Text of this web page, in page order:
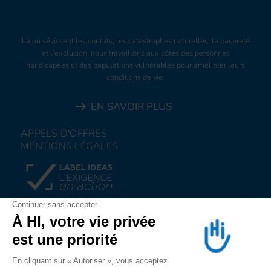
Là où sévissent les conflits, les catastrophes naturelles, la pauvreté
et l’exclusion, nous travaillons aux côtés des personnes
handicapées et des populations vulnérables pour améliorer leurs
conditions de vie.
EN SAVOIR PLUS
APPELS D'OFFRES
MENTIONS LÉGALES
FAIRE UN DON
NOUS REJOINDRE
NOUS ALERTER
SUIVEZ-NOUS SUR